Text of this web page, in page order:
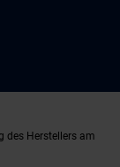
des Herstellers am